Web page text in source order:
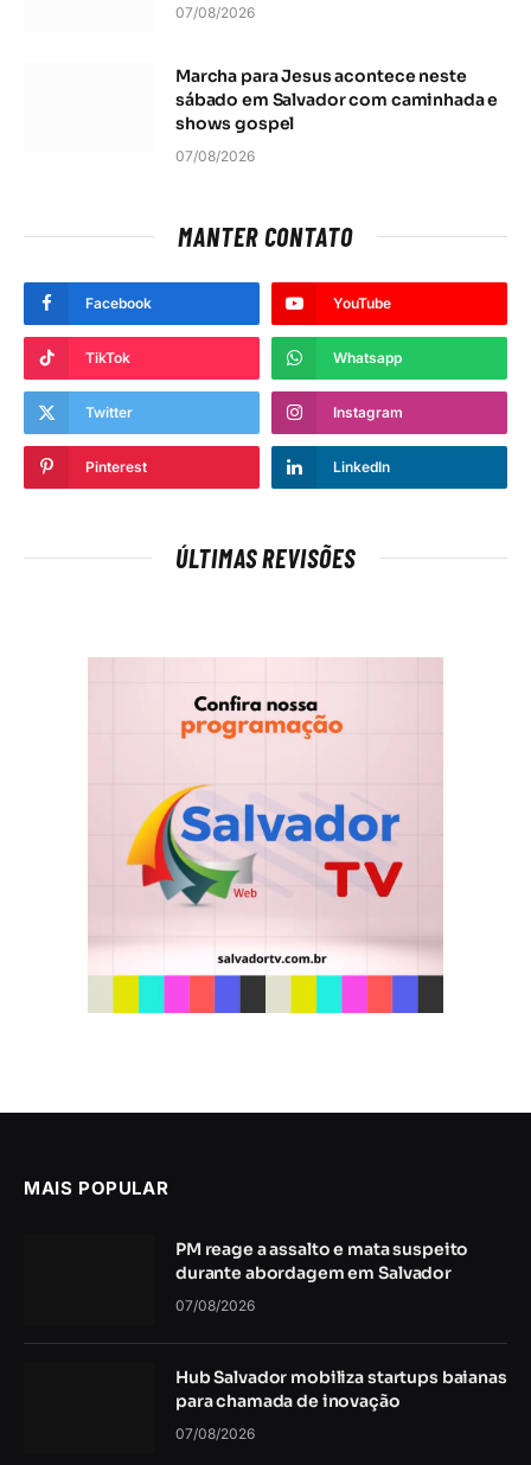
07/08/2026
Marcha para Jesus acontece neste
sábado em Salvador com caminhada e
shows gospel
07/08/2026
MANTER CONTATO
Facebook YouTube
TikTok Whatsapp
Twitter Instagram
Pinterest LinkedIn
ÚLTIMAS REVISÕES
MAIS POPULAR
PM reage a assalto e mata suspeito
durante abordagem em Salvador
07/08/2026
Hub Salvador mobiliza startups baianas
para chamada de inovação
07/08/2026